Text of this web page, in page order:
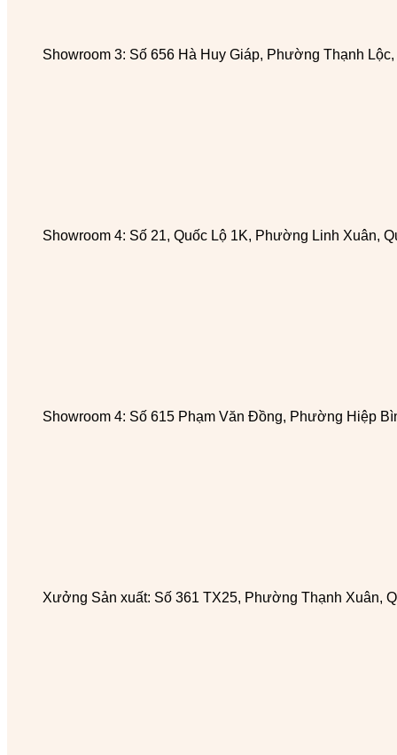
Showroom 3: Số 656 Hà Huy Giáp, Phường Thạnh Lộc,
Showroom 4: Số 21, Quốc Lộ 1K, Phường Linh Xuân,
Showroom 4: Số 615 Phạm Văn Đồng, Phường Hiệp
Xưởng Sản xuất: Số 361 TX25, Phường Thạnh Xuân,